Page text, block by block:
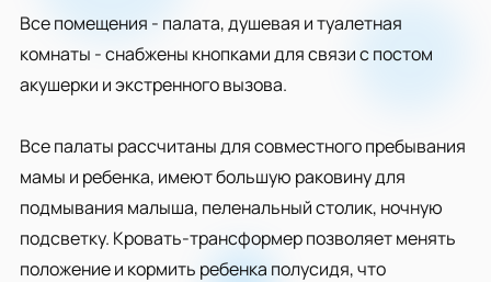
Все помещения - палата, душевая и туалетная
комнаты - снабжены кнопками для связи с постом
акушерки и экстренного вызова.
Все палаты рассчитаны для совместного пребывания
мамы и ребенка, имеют большую раковину для
подмывания малыша, пеленальный столик, ночную
подсветку. Кровать-трансформер позволяет менять
положение и кормить ребенка полусидя, что